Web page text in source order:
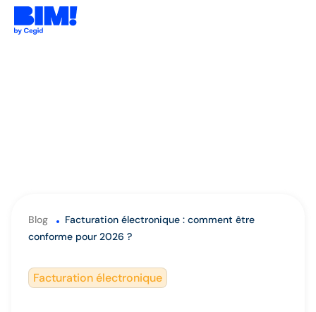
Blog
Facturation électronique : comment être
conforme pour 2026 ?
Facturation électronique